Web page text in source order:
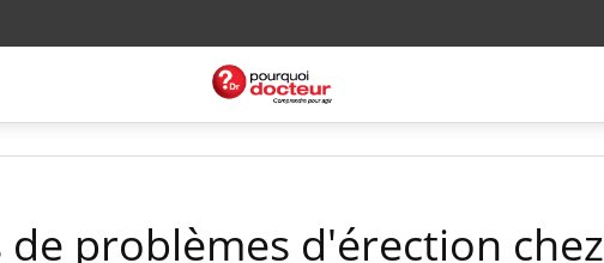
de problèmes d'érection chez